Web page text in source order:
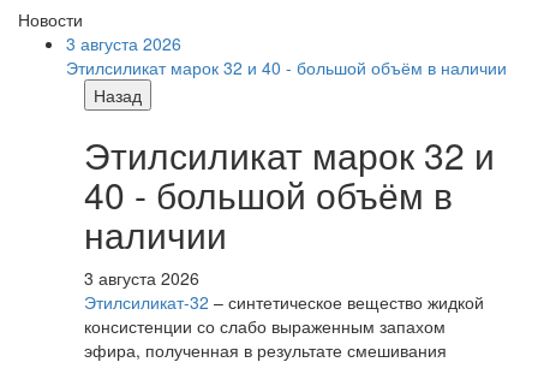
Новости
3 августа 2026
Этилсиликат марок 32 и 40 - большой объём в наличии
Назад
Этилсиликат марок 32 и
40 - большой объём в
наличии
3 августа 2026
Этилсиликат-32 – синтетическое вещество жидкой
консистенции со слабо выраженным запахом
эфира, полученная в результате смешивания